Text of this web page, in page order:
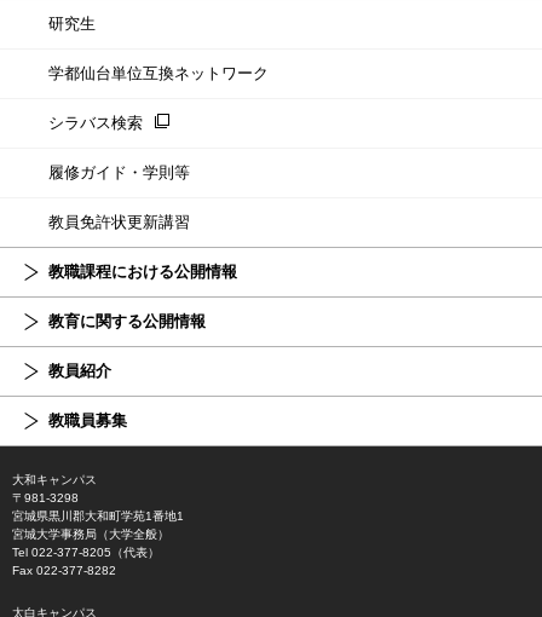
研究生
学都仙台単位互換ネットワーク
シラバス検索
履修ガイド・学則等
教員免許状更新講習
教職課程における公開情報
教育に関する公開情報
教員紹介
教職員募集
大和キャンパス
〒981-3298
宮城県黒川郡大和町学苑1番地1
宮城大学事務局（大学全般）
Tel 022-377-8205（代表）
Fax 022-377-8282
太白キャンパス